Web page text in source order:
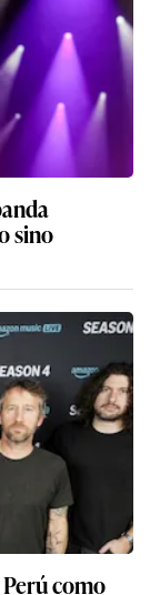
sino
como